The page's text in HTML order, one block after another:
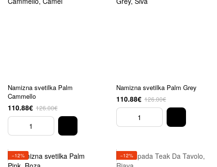
Namizna svetilka Palm
Cammello
110.88€ 126.00€
Namizna svetilka Palm Grey
110.88€ 126.00€
−12% −12%